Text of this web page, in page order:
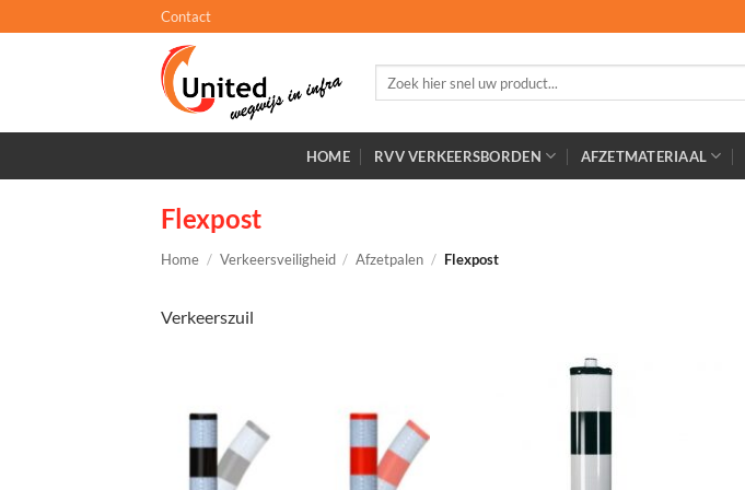
naar
Contact
HOME RVV VERKEERSBORDEN AFZETMATERIAAL
Flexpost
Home / Verkeersveiligheid / Afzetpalen / Flexpost
Verkeerszuil